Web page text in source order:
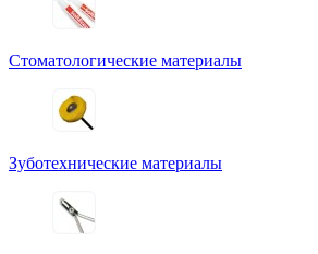
Стоматологические материалы
Зуботехнические материалы